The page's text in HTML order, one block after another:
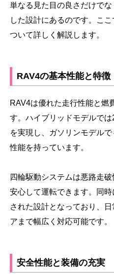
単なる見た目の良さだけで
した設計にあるのです。こ
ついて詳しく解説します。
RAV4の基本性能と特徴
RAV4は優れた走行性能と燃
す。ハイブリッドモデルで
を実現し、ガソリンモデル
性能を持っています。
四輪駆動システムは悪路走
安心して運転できます。同
された設計となっており、
アまで幅広く対応可能です。
安全性能と装備の充実